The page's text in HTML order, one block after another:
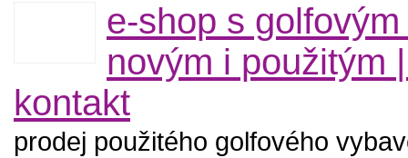
e-shop s
novým i použitým
kontakt
prodej použitého golfového